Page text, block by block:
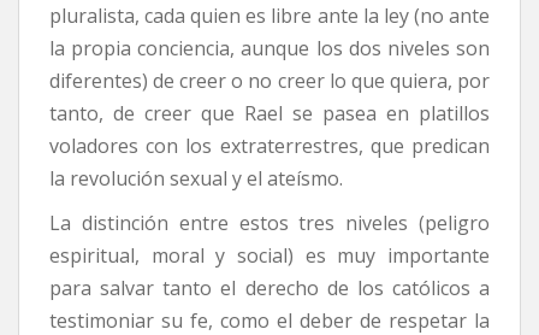
pluralista, cada quien es libre ante la ley (no ante
la propia conciencia, aunque los dos niveles son
diferentes) de creer o no creer lo que quiera, por
tanto, de creer que Rael se pasea en platillos
voladores con los extraterrestres, que predican
la revolución sexual y el ateísmo.
La distinción entre estos tres niveles (peligro
espiritual, moral y social) es muy importante
para salvar tanto el derecho de los católicos a
testimoniar su fe, como el deber de respetar la